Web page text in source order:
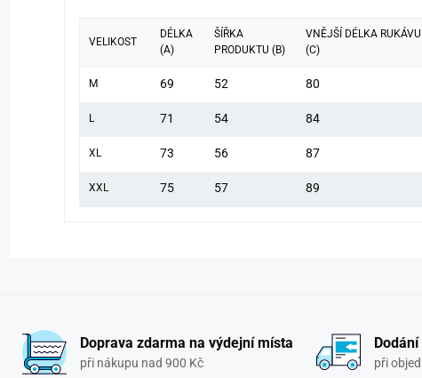
VELIKOST
DÉLKA
(A)
ŠÍŘKA
PRODUKTU (B)
VNĚJŠÍ DÉLKA RUKÁVU
(C)
M 69 52 80
L 71 54 84
XL 73 56 87
XXL 75 57 89
Doprava zdarma na výdejní místa
při nákupu nad 900 Kč při